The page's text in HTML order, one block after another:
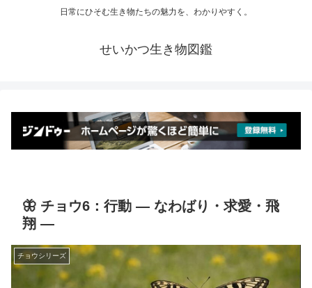
日常にひそむ生き物たちの魅力を、わかりやすく。
せいかつ生き物図鑑
🦋 チョウ6：行動 ― なわばり・求愛・飛
翔 ―
チョウシリーズ